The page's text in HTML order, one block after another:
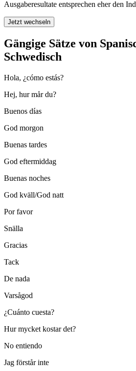
Ausgaberesultate entsprechen eher den
Jetzt wechseln
Gängige Sätze von
Schwedisch
Hola, ¿cómo estás?
Hej, hur mår du?
Buenos días
God morgon
Buenas tardes
God eftermiddag
Buenas noches
God kväll/God natt
Por favor
Snälla
Gracias
Tack
De nada
Varsågod
¿Cuánto cuesta?
Hur mycket kostar det?
No entiendo
Jag förstår inte